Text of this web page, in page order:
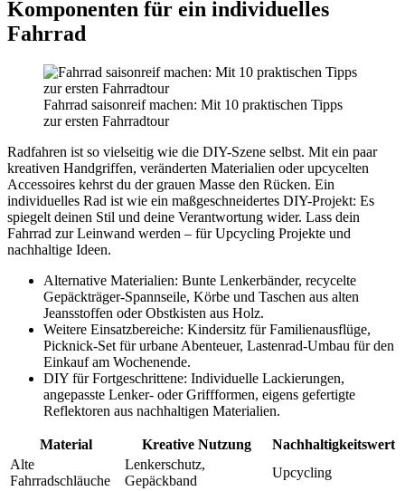
Komponenten für ein individuelles
Fahrrad
Fahrrad saisonreif machen: Mit 10 praktischen Tipps
zur ersten Fahrradtour
Radfahren ist so vielseitig wie die DIY-Szene selbst. Mit ein paar
kreativen Handgriffen, veränderten Materialien oder upcycelten
Accessoires kehrst du der grauen Masse den Rücken. Ein
individuelles Rad ist wie ein maßgeschneidertes DIY-Projekt: Es
spiegelt deinen Stil und deine Verantwortung wider. Lass dein
Fahrrad zur Leinwand werden – für Upcycling Projekte und
nachhaltige Ideen.
Alternative Materialien: Bunte Lenkerbänder, recycelte
Gepäckträger-Spannseile, Körbe und Taschen aus alten
Jeansstoffen oder Obstkisten aus Holz.
Weitere Einsatzbereiche: Kindersitz für Familienausflüge,
Picknick-Set für urbane Abenteuer, Lastenrad-Umbau für den
Einkauf am Wochenende.
DIY für Fortgeschrittene: Individuelle Lackierungen,
angepasste Lenker- oder Griffformen, eigens gefertigte
Reflektoren aus nachhaltigen Materialien.
Material Kreative Nutzung
Nachhaltigkeitswert
Alte
Fahrradschläuche
Lenkerschutz,
Gepäckband
Upcycling